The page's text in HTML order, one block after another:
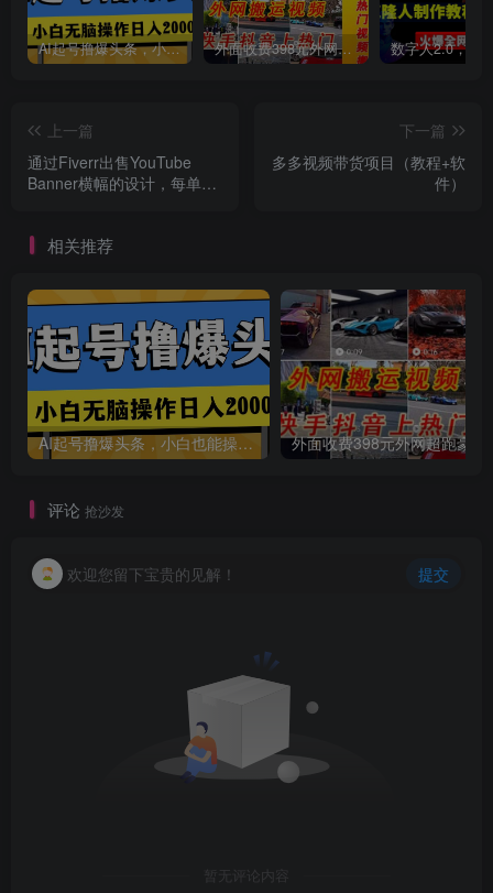
AI起号撸爆头条，小白也能操作，日入2000+ 外面收费398元外网超跑豪车汽车视频搬运至快手抖音上热门项目
上一篇
通过Fiverr出售YouTube
Banner横幅的设计，每单50
下一篇
多多视频带货项目（教程+软
件）
相关推荐
AI起号撸爆头条，小白也能操作，日入2000+
评论 抢沙发
欢迎您留下宝贵的见解！ 提交
暂无评论内容